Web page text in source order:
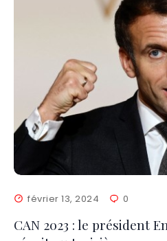
février 13, 2024 0
CAN 2023 : le président